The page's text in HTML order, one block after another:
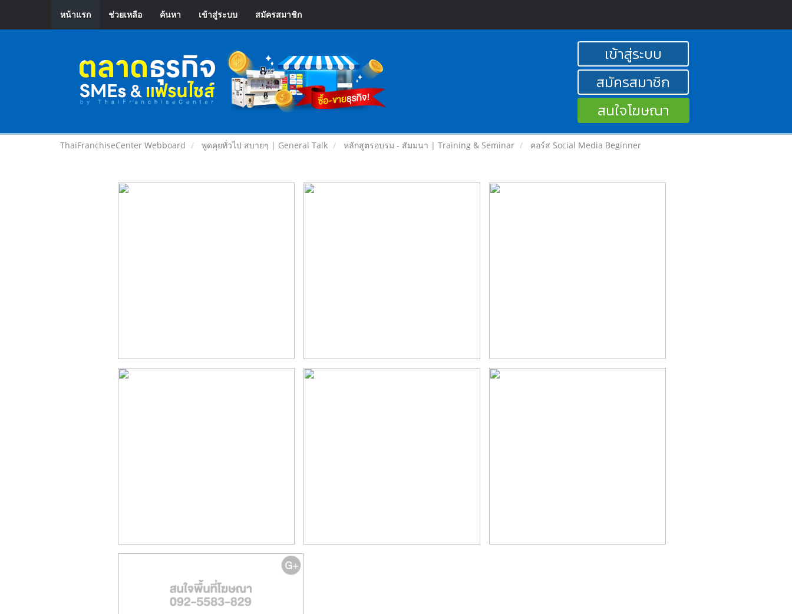
หน้าแรก ช่วยเหลือ ค้นหา เข้าสู่ระบบ สมัครสมาชิก
เข้าสู่ระบบ
สมัครสมาชิก
สนใจโฆษณา
ThaiFranchiseCenter Webboard พูดคุยทั่วไป สบายๆ | General Talk หลักสูตรอบรม - สัมมนา | Training & Seminar คอร์ส Social Media Beginner